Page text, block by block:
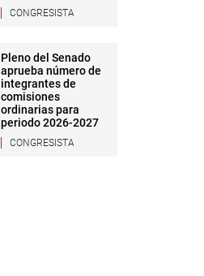
CONGRESISTA
Pleno del Senado
aprueba número de
integrantes de
comisiones
ordinarias para
periodo 2026-2027
CONGRESISTA